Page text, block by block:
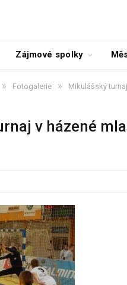
Zájmové spolky
» Fotogalerie » Mikulášský
v házené